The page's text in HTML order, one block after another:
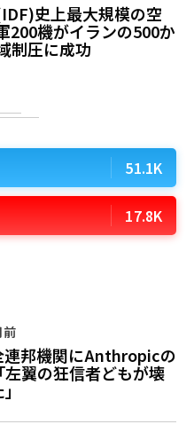
史上最大規模の空
200機がイランの500か
制圧に成功
51.1K
17.8K
前
連邦機関にAnthropicの
翼の狂信者どもが壊